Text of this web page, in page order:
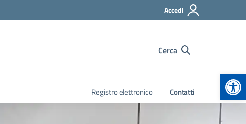
Accedi
Cerca
Registro elettronico Contatti